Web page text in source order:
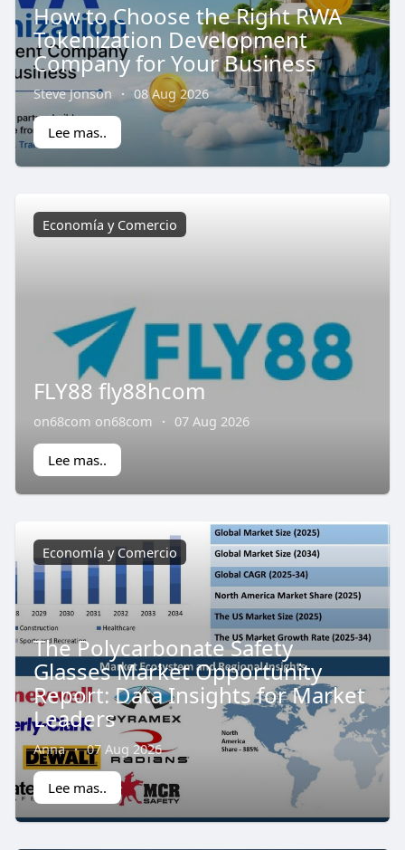
How to Choose the Right RWA
Tokenization Development
Company for Your Business
Steve Jonson · 08 Aug 2026
Lee mas..
Economía y Comercio
FLY88 fly88hcom
on68com on68com · 07 Aug 2026
Lee mas..
Economía y Comercio
The Polycarbonate Safety
Glasses Market Opportunity
Report: Data Insights for Market
Leaders
Anna · 07 Aug 2026
Lee mas..